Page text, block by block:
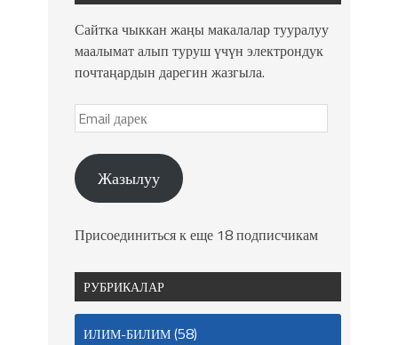
Сайтка чыккан жаңы макалалар тууралуу
маалымат алып туруш үчүн электрондук
почтаңардын дарегин жазгыла.
Жазылуу
Присоединиться к еще 18 подписчикам
РУБРИКАЛАР
ИЛИМ-БИЛИМ(58)